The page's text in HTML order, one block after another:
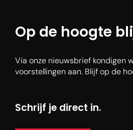
Op de hoogte
Via onze nieuwsbrief kondigen
voorstellingen aan. Blijf op de
Schrijf je direct in.